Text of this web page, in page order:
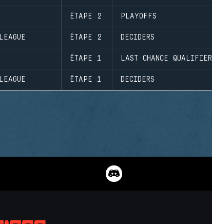
ÉTAPE 2 PLAYOFFS
ÉTAPE 2 DECIDERS
ÉTAPE 1 LAST CHANCE QUALIFIER
ÉTAPE 1 DECIDERS